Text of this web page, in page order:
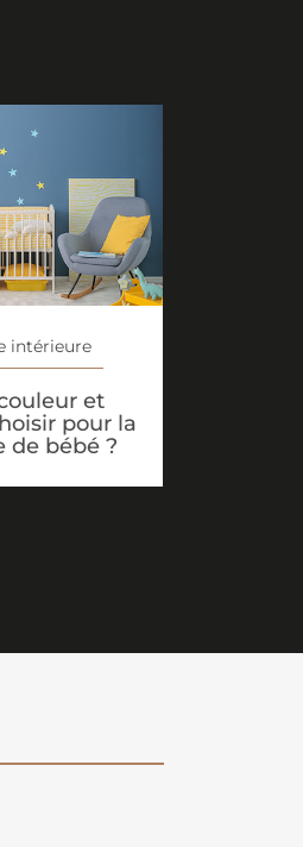
intérieure
et
pour la
de bébé ?